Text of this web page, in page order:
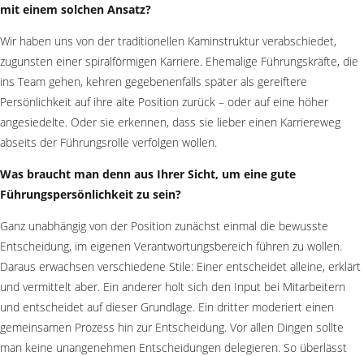
mit einem solchen Ansatz?
Wir haben uns von der traditionellen Kaminstruktur verabschiedet,
zugunsten einer spiralförmigen Karriere. Ehemalige Führungskräfte, die
ins Team gehen, kehren gegebenenfalls später als gereiftere
Persönlichkeit auf ihre alte Position zurück – oder auf eine höher
angesiedelte. Oder sie erkennen, dass sie lieber einen Karriereweg
abseits der Führungsrolle verfolgen wollen.
Was braucht man denn aus Ihrer Sicht, um eine gute
Führungspersönlichkeit zu sein?
Ganz unabhängig von der Position zunächst einmal die bewusste
Entscheidung, im eigenen Verantwortungsbereich führen zu wollen.
Daraus erwachsen verschiedene Stile: Einer entscheidet alleine, erklärt
und vermittelt aber. Ein anderer holt sich den Input bei Mitarbeitern
und entscheidet auf dieser Grundlage. Ein dritter moderiert einen
gemeinsamen Prozess hin zur Entscheidung. Vor allen Dingen sollte
man keine unangenehmen Entscheidungen delegieren. So überlässt